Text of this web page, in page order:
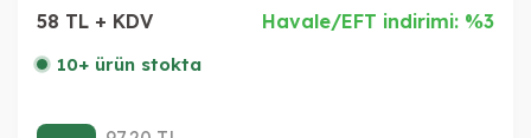
58 TL + KDV
Havale/EFT indirimi: %3
10+ ürün stokta